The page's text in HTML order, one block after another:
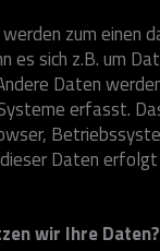
zum einen
es sich z.B. um
Daten
erfasst.
Daten
wir Ihre Daten?